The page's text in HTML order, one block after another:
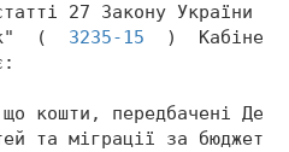
27 Закону України
( 3235-15
)  Кабінет
:
кошти, передбачені
та міграції за